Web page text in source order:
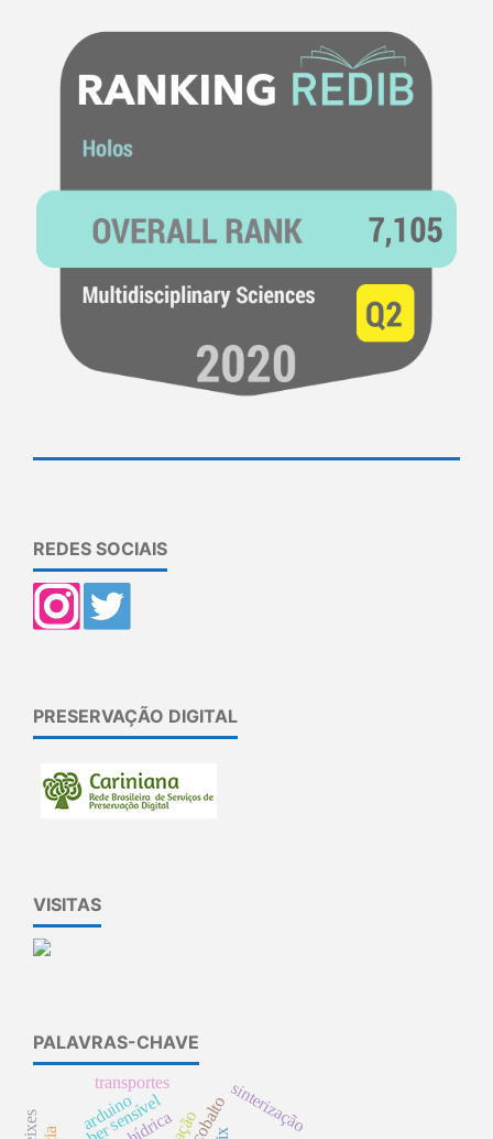
REDES SOCIAIS
PRESERVAÇÃO DIGITAL
VISITAS
PALAVRAS-CHAVE
sinterização
saber sensível
transportes
arduino